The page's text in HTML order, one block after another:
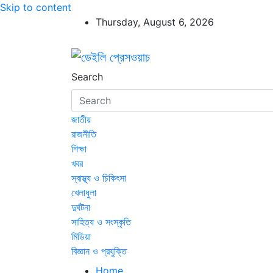
Skip to content
Thursday, August 6, 2026
ডেইলি প্রেসওয়াচ
ডেইলি প্রেসওয়াচ মুক্তিযুদ্ধের চেতনায় উদ্বুদ্ধ
Search
জাতীয়
রাজনীতি
শিক্ষা
খবর
স্বাস্থ্য ও চিকিৎসা
খেলাধুলা
দুর্ঘটনা
সাহিত্য ও সংস্কৃতি
মিডিয়া
বিজ্ঞান ও প্রযুক্তি
Home